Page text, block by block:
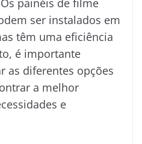
ser instalados em
têm uma eficiência
é importante
as diferentes opções
a melhor
e